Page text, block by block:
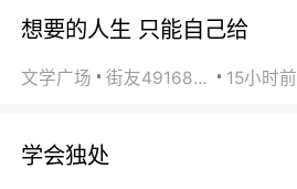
想要的人生 只能自己给
文学广场 街友49168527 15小时前
学会独处